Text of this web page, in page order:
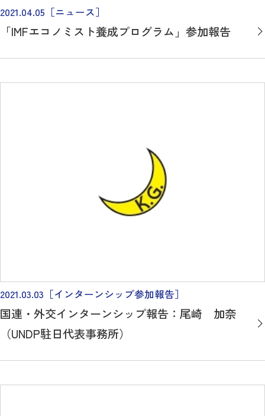
2021.04.05 ［ニュース］
「IMFエコノミスト養成プログラム」参加報告
2021.03.03 ［インターンシップ参加報告］
国連・外交インターンシップ報告：尾崎 加奈
（UNDP駐日代表事務所）